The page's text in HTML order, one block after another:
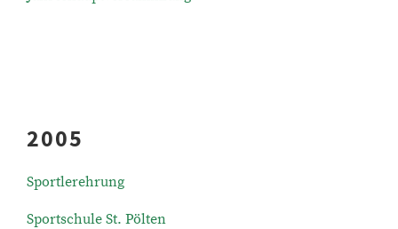
2005
Sportlerehrung
Sportschule St. Pölten